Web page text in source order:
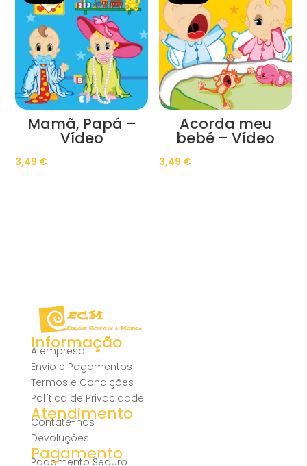
Mamã, Papá –
Vídeo
3,49 €
Acorda meu
bebé – Vídeo
3,49 €
Informação
A empresa
Envio e Pagamentos
Termos e Condições
Política de Privacidade
Atendimento
Contate-nos
Devoluções
Pagamento
Pagamento Seguro